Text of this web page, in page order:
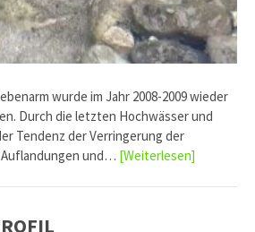
wurde im Jahr 2008-2009 wieder
Durch die letzten Hochwässer und
Tendenz der Verringerung der
und… [Weiterlesen]